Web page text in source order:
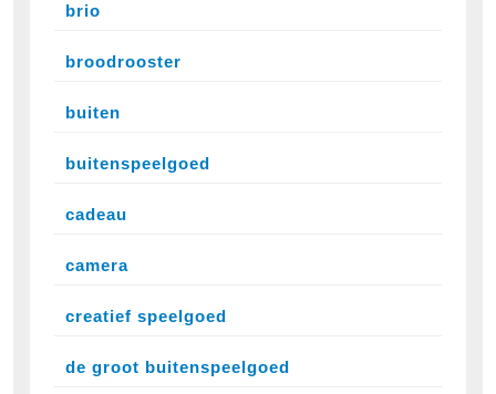
brio
broodrooster
buiten
buitenspeelgoed
cadeau
camera
creatief speelgoed
de groot buitenspeelgoed